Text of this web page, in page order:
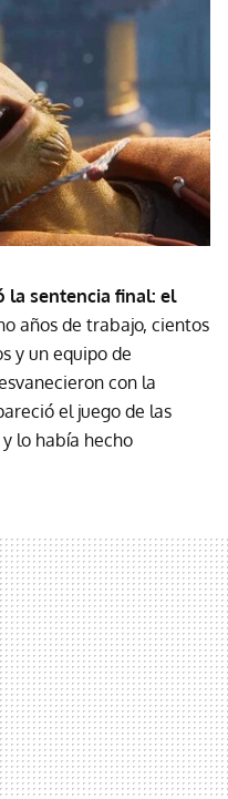
la sentencia final: el
años de trabajo, cientos
y un equipo de
con la
el juego de las
lo había hecho